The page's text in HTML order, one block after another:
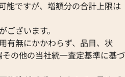
能ですが、増額分の合計上限は
ざいます。
有無にかかわらず、品目、状
の他の当社統一査定基準に基づ